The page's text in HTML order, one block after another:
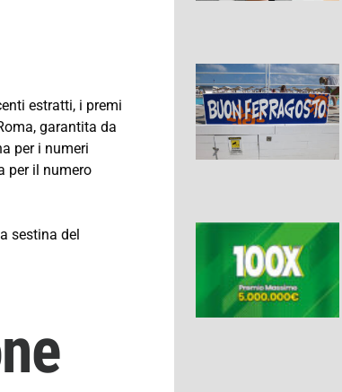
estratti, i premi
garantita da
per i numeri
per il numero
sestina del